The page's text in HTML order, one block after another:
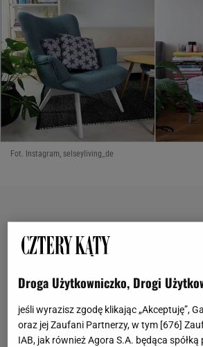
Fot. Instagram, selseyliving_de
Droga Użytkowniczko, Drogi
jeśli wyrazisz zgodę klikając „Akceptuję”,
oraz jej Zaufani Partnerzy, w tym [676]
IAB, jak również Agora S.A. będąca